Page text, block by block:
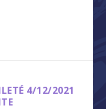
4/12/2021